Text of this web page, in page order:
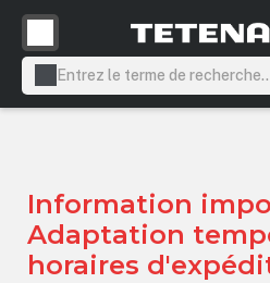
principal
Information
Adaptation
horaires